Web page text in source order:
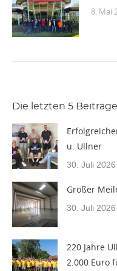
8. Mai
Die letzten 5 Beiträge
u. Ullner
30. Juli 2026
Großer
30. Juli 2026
220 Jahre
2.000 Euro